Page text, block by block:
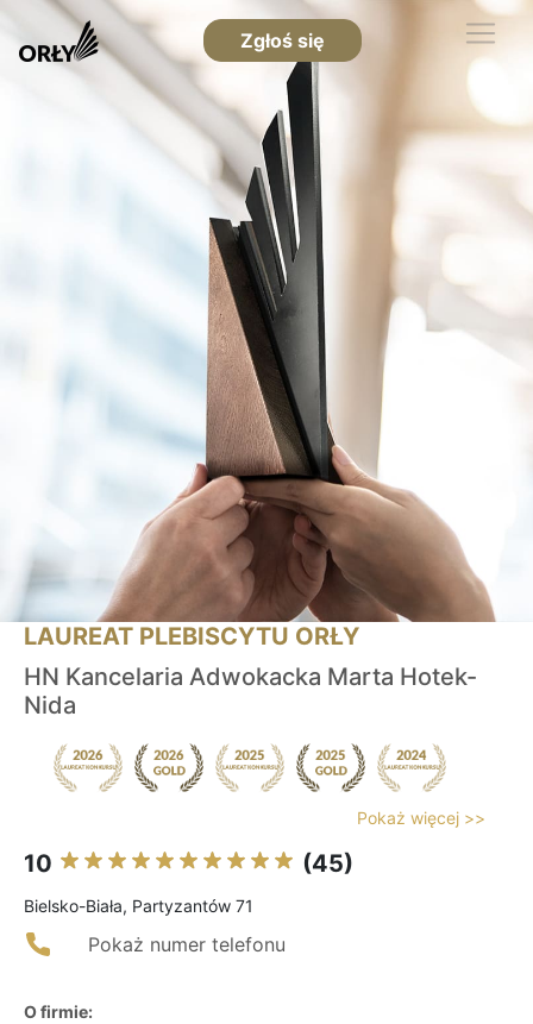
Zgłoś się
LAUREAT PLEBISCYTU ORŁY
HN Kancelaria Adwokacka Marta Hotek-
Nida
Pokaż więcej >>
10 (45)
Bielsko-Biała, Partyzantów 71
Pokaż numer telefonu
O firmie: